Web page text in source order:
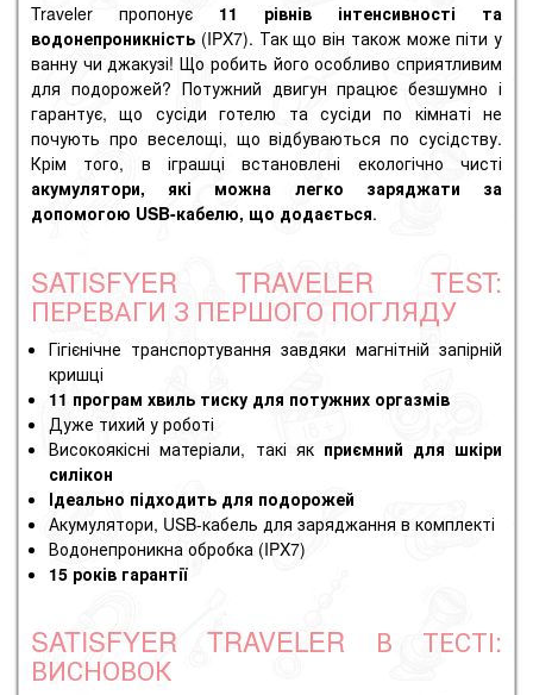
Traveler пропонує 11 рівнів інтенсивності та
водонепроникність (IPX7). Так що він також може піти у
ванну чи джакузі! Що робить його особливо сприятливим
для подорожей? Потужний двигун працює безшумно і
гарантує, що сусіди готелю та сусіди по кімнаті не
почують про веселощі, що відбуваються по сусідству.
Крім того, в іграшці встановлені екологічно чисті
акумулятори, які можна легко заряджати за
допомогою USB-кабелю, що додається.
SATISFYER TRAVELER TEST:
ПЕРЕВАГИ З ПЕРШОГО ПОГЛЯДУ
Гігієнічне транспортування завдяки магнітній запірній
кришці
11 програм хвиль тиску для потужних оргазмів
Дуже тихий у роботі
Високоякісні матеріали, такі як приємний для шкіри
силікон
Ідеально підходить для подорожей
Акумулятори, USB-кабель для заряджання в комплекті
Водонепроникна обробка (IPX7)
15 років гарантії
SATISFYER TRAVELER В ТЕСТІ:
ВИСНОВОК